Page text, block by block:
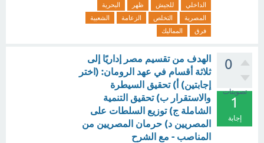
الداخلي
للجيش ظهر
البحرية
المصرية
التخلص الزعامة
الشعبية
فرق
المماليك
0
تصويتات
1
إجابة
الهدف من تقسيم مصر إداريًا إلى
ثلاثة أقسام في عهد الرومان: (اختر
إجابتين) أ) تحقيق السيطرة
والاستقرار ب) تحقيق التنمية
الشاملة ج) توزيع السلطات على
المصريين د) حرمان المصريين من
المناصب - مع الشرح